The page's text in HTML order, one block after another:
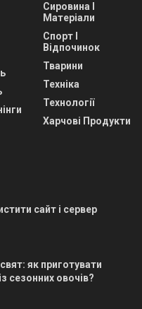
Сировина І
Матеріали
Спорт І
Відпочинок
Тварини
Техніка
Технології
Харчові Продукти
сайт і сервер
як приготувати
сезонних овочів?